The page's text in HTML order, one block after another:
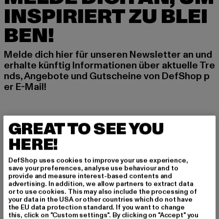
INSPIRIERT ZU BLEI
BEN!
Melde dich hier für unseren Newsletter an und
erhalte künftig Informationen über aktuelle Tre
nds, Angebote und Gutscheine von DefShop p
er E-Mail!
An welchen Produkten bist du interessiert?
MÄNNER
FRAUEN
E-MAIL
ANMELDEN
GREAT TO SEE YOU
HERE!
DefShop uses cookies to improve your use experience,
save your preferences, analyse use behaviour and to
provide and measure interest-based contents and
advertising. In addition, we allow partners to extract data
or to use cookies. This may also include the processing of
your data in the USA or other countries which do not have
the EU data protection standard. If you want to change
this, click on "Custom settings". By clicking on "Accept" you